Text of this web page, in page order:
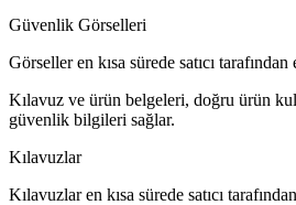
Güvenlik Görselleri
Görseller en kısa sürede satıcı
Kılavuz ve ürün belgeleri, doğru ürün
güvenlik bilgileri sağlar.
Kılavuzlar
Kılavuzlar en kısa sürede satıcı